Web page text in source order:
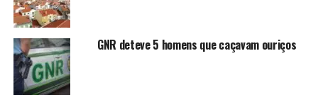
GNR deteve 5 homens que caçavam ouriços